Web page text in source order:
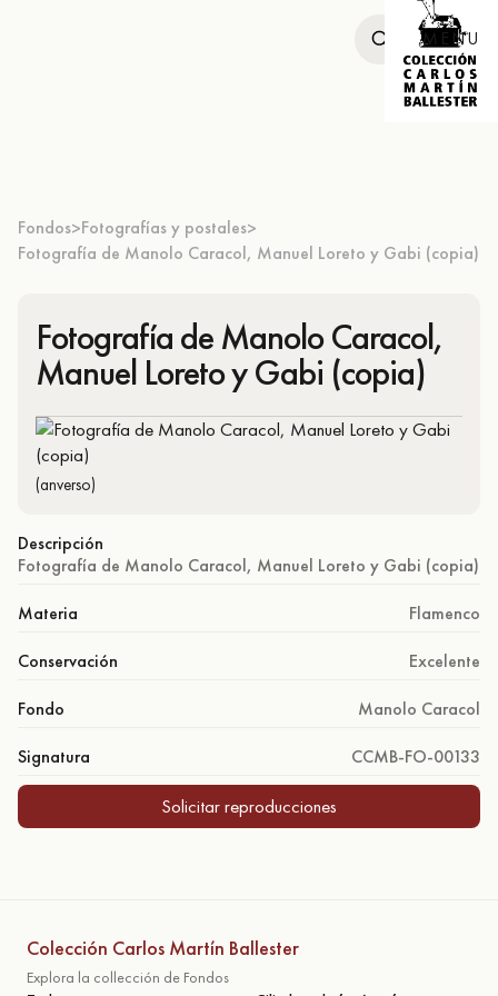
MENU
Fondos>Fotografías y postales>
Fotografía de Manolo Caracol, Manuel Loreto y Gabi (copia)
Fotografía de Manolo Caracol,
Manuel Loreto y Gabi (copia)
(anverso)
Descripción
Fotografía de Manolo Caracol, Manuel Loreto y Gabi (copia)
Materia Flamenco
Conservación Excelente
Fondo Manolo Caracol
Signatura CCMB-FO-00133
Solicitar reproducciones
Colección Carlos Martín Ballester
Explora la collección de Fondos